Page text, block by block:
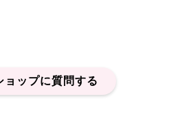
ョップに質問する